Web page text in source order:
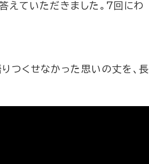
えていただきました。7回にわ
つくせなかった思いの丈を、長